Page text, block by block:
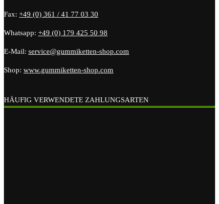
Fax: +49 (0) 361 / 41 77 03 30
Whatsapp: +49 (0) 179 425 50 98
E-Mail: service@gummiketten-shop.com
Shop: www.gummiketten-shop.com
HÄUFIG VERWENDETE ZAHLUNGSARTEN